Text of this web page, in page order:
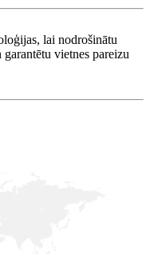
lai nodrošinātu
vietnes pareizu